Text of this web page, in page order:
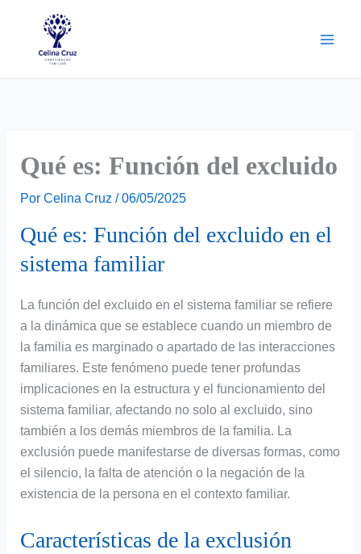
Qué es: Función del excluido
Por Celina Cruz / 06/05/2025
Qué es: Función del excluido en el
sistema familiar
La función del excluido en el sistema familiar se refiere
a la dinámica que se establece cuando un miembro de
la familia es marginado o apartado de las interacciones
familiares. Este fenómeno puede tener profundas
implicaciones en la estructura y el funcionamiento del
sistema familiar, afectando no solo al excluido, sino
también a los demás miembros de la familia. La
exclusión puede manifestarse de diversas formas, como
el silencio, la falta de atención o la negación de la
existencia de la persona en el contexto familiar.
Características de la exclusión